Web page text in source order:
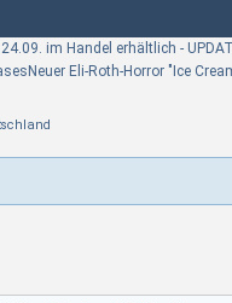
im Handel erhältlich -
Neuer Eli-Roth-Horror "Ice